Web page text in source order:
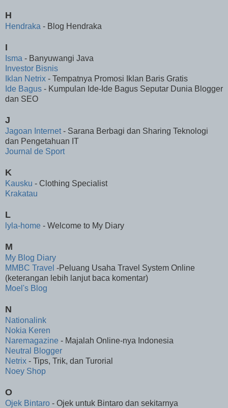
H
Hendraka - Blog Hendraka
I
Isma - Banyuwangi Java
Investor Bisnis
Iklan Netrix - Tempatnya Promosi Iklan Baris Gratis
Ide Bagus - Kumpulan Ide-Ide Bagus Seputar Dunia Blogger
dan SEO
J
Jagoan Internet- Sarana Berbagi dan Sharing Teknologi
dan Pengetahuan IT
Journal de Sport
K
Kausku - Clothing Specialist
Krakatau
L
lyla-home - Welcome to My Diary
M
My Blog Diary
MMBC Travel -Peluang Usaha Travel System Online
(keterangan lebih lanjut baca komentar)
Moel's Blog
N
Nationalink
Nokia Keren
Naremagazine - Majalah Online-nya Indonesia
Neutral Blogger
Netrix - Tips, Trik, dan Turorial
Noey Shop
O
Ojek Bintaro - Ojek untuk Bintaro dan sekitarnya